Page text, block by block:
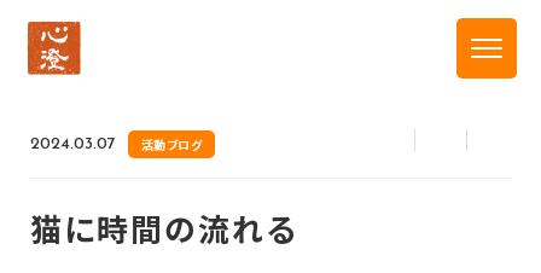
トップ
2024.03.07 活動ブログ
猫に時間の流れる